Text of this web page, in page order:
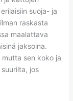
suoja- ja
raskasta
maalattava
jaksoina.
mutta sen koko ja
jos